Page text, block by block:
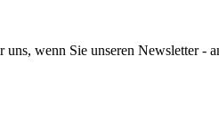
wenn Sie unseren Newsletter -